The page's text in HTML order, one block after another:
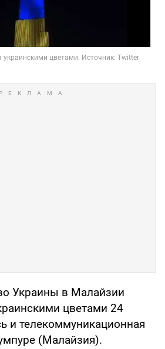
Украины в Малайзии
цветами 24
и телекоммуникационная
(Малайзия).